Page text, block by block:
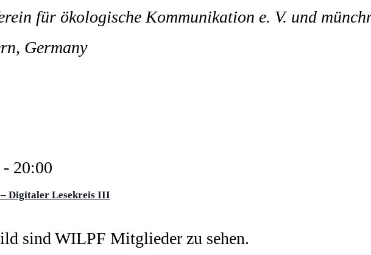
für ökologische Kommunikation e. V. und
Germany
– Digitaler Lesekreis III
- 20:00